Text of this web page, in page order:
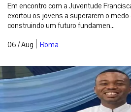
Em encontro com a Juventude
exortou os jovens a superarem o medo
construindo um futuro fundamen...
06 / Aug | Roma